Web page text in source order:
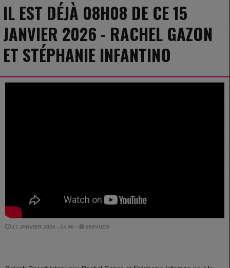
IL EST DÉJÀ 08H08 DE CE 15
JANVIER 2026 - RACHEL GAZON
ET STÉPHANIE INFANTINO
17 JANVIER 2026 - 14:46 - 984VUES